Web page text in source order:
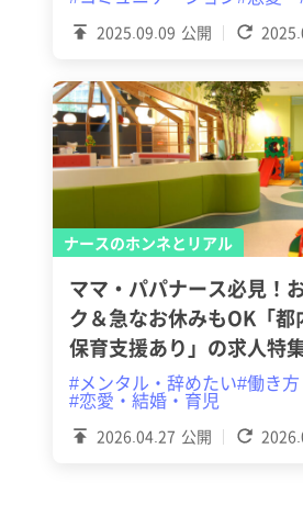
2025.09.09 公開
ナースのホンネとリアル
2026.04.27 公開
ママ・パパナース必見！
ク＆急なお休みもOK「都
保育支援あり」の求人特
#メンタル・辞めたい#働き
#恋愛・結婚・育児